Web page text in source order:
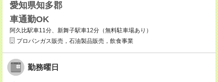
愛知県知多郡
車通勤OK
阿久比駅車11分、新舞子駅車12分（無料駐車場あり）
プロパンガス販売，石油製品販売，飲食事業
勤務曜日